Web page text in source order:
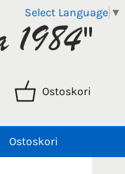
Select Language ▼
Ostoskori
Ostoskori